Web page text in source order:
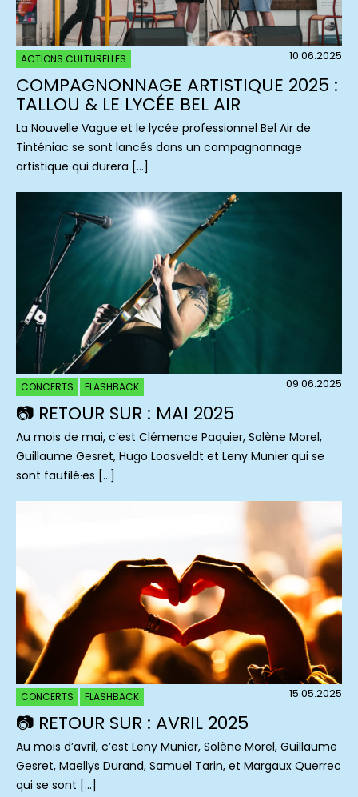
ACTIONS CULTURELLES 10.06.2025
COMPAGNONNAGE ARTISTIQUE 2025 :
TALLOU & LE LYCÉE BEL AIR
La Nouvelle Vague et le lycée professionnel Bel Air de
Tinténiac se sont lancés dans un compagnonnage
artistique qui durera […]
CONCERTS FLASHBACK 09.06.2025
📷 RETOUR SUR : MAI 2025
Au mois de mai, c’est Clémence Paquier, Solène Morel,
Guillaume Gesret, Hugo Loosveldt et Leny Munier qui se
sont faufilé·es […]
CONCERTS FLASHBACK 15.05.2025
📷 RETOUR SUR : AVRIL 2025
Au mois d’avril, c’est Leny Munier, Solène Morel, Guillaume
Gesret, Maellys Durand, Samuel Tarin, et Margaux Querrec
qui se sont […]